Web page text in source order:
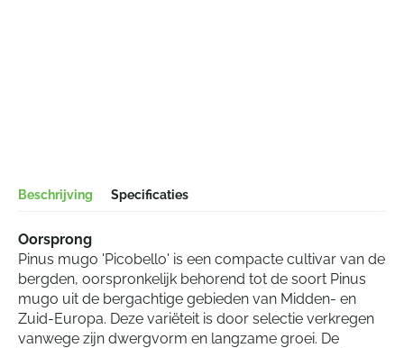
Beschrijving Specificaties
Oorsprong
Pinus mugo 'Picobello' is een compacte cultivar van de
bergden, oorspronkelijk behorend tot de soort Pinus
mugo uit de bergachtige gebieden van Midden- en
Zuid-Europa. Deze variëteit is door selectie verkregen
vanwege zijn dwergvorm en langzame groei. De